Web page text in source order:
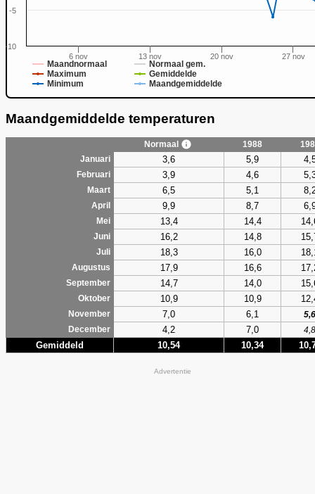
Maandnormaal
Normaal gem.
Maximum
Gemiddelde
Minimum
Maandgemiddelde
6 nov 13 nov 20 nov 27 nov
-10
-5
Maandgemiddelde temperaturen
Normaal 1988
Januari
3,6 5,9
Februari 3,9 4,6
Maart 6,5 5,1
April 9,9 8,7
Mei 13,4 14,4
Juni 16,2 14,8
Juli 18,3 16,0
Augustus 17,9 16,6
September 14,7 14,0
Oktober 10,9 10,9
November 7,0 6,1
5,6
December
4,2 7,0 4,8
Gemiddeld 10,54 10,34
Advertentie